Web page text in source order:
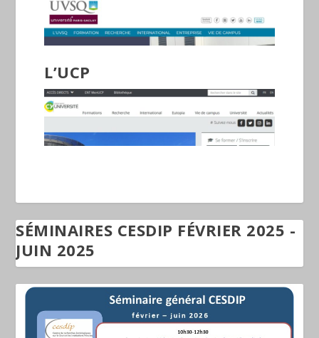
L’UCP
SÉMINAIRES CESDIP FÉVRIER 2025 -
JUIN 2025